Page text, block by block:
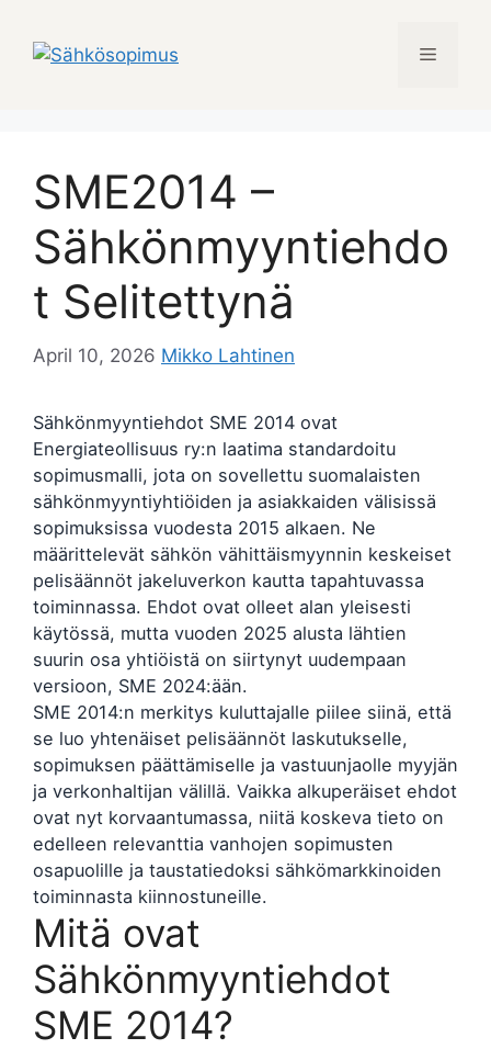
content
Menu
SME2014 –
Sähkönmyyntiehdo
t Selitettynä
April 10, 2026 Mikko Lahtinen
Sähkönmyyntiehdot SME 2014 ovat
Energiateollisuus ry:n laatima standardoitu
sopimusmalli, jota on sovellettu suomalaisten
sähkönmyyntiyhtiöiden ja asiakkaiden välisissä
sopimuksissa vuodesta 2015 alkaen. Ne
määrittelevät sähkön vähittäismyynnin keskeiset
pelisäännöt jakeluverkon kautta tapahtuvassa
toiminnassa. Ehdot ovat olleet alan yleisesti
käytössä, mutta vuoden 2025 alusta lähtien
suurin osa yhtiöistä on siirtynyt uudempaan
versioon, SME 2024:ään.
SME 2014:n merkitys kuluttajalle piilee siinä, että
se luo yhtenäiset pelisäännöt laskutukselle,
sopimuksen päättämiselle ja vastuunjaolle myyjän
ja verkonhaltijan välillä. Vaikka alkuperäiset ehdot
ovat nyt korvaantumassa, niitä koskeva tieto on
edelleen relevanttia vanhojen sopimusten
osapuolille ja taustatiedoksi sähkömarkkinoiden
toiminnasta kiinnostuneille.
Mitä ovat
Sähkönmyyntiehdot
SME 2014?